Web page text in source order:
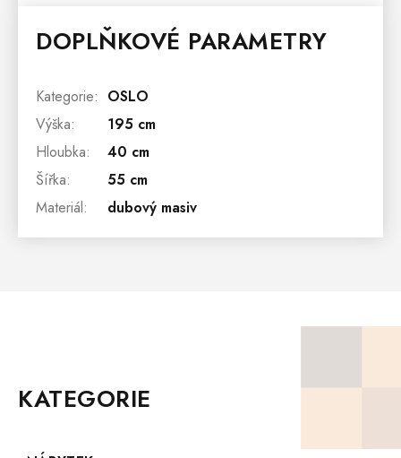
DOPLŇKOVÉ PARAMETRY
Kategorie: OSLO
Výška:
195 cm
Hloubka:
40 cm
Šířka:
55 cm
Materiál: dubový masiv
KATEGORIE